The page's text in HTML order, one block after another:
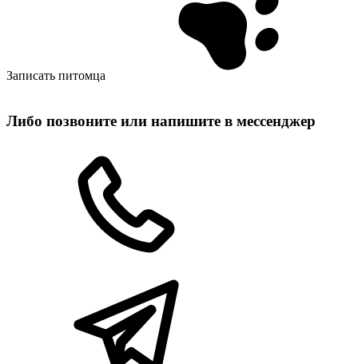
Записать питомца
Либо позвоните или напишите в мессенджер